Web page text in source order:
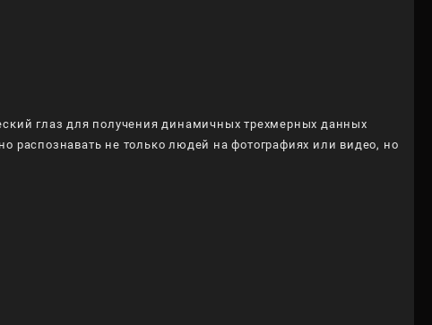
глаз для получения динамичных трехмерных данных
распознавать не только людей на фотографиях или видео, но